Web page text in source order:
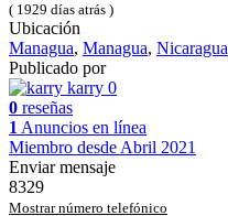
( 1929 días atrás )
Ubicación
Managua, Managua, Nicaragua
Publicado por
karry 0
0 reseñas
1 Anuncios en línea
Miembro desde Abril 2021
Enviar mensaje
8329
Mostrar número telefónico